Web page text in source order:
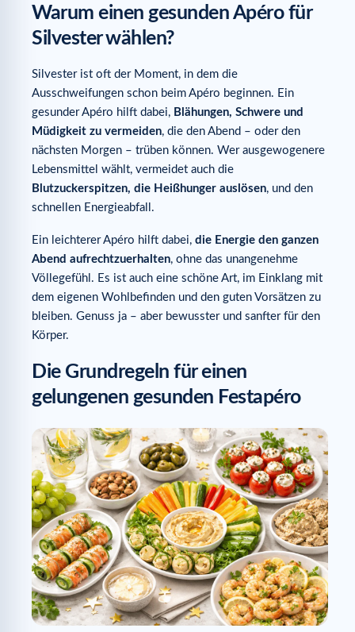
Warum einen gesunden Apéro für
Silvester wählen?
Silvester ist oft der Moment, in dem die
Ausschweifungen schon beim Apéro beginnen. Ein
gesunder Apéro hilft dabei, Blähungen, Schwere und
Müdigkeit zu vermeiden, die den Abend – oder den
nächsten Morgen – trüben können. Wer ausgewogenere
Lebensmittel wählt, vermeidet auch die
Blutzuckerspitzen, die Heißhunger auslösen, und den
schnellen Energieabfall.
Ein leichterer Apéro hilft dabei, die Energie den ganzen
Abend aufrechtzuerhalten, ohne das unangenehme
Völlegefühl. Es ist auch eine schöne Art, im Einklang mit
dem eigenen Wohlbefinden und den guten Vorsätzen zu
bleiben. Genuss ja – aber bewusster und sanfter für den
Körper.
Die Grundregeln für einen
gelungenen gesunden Festapéro